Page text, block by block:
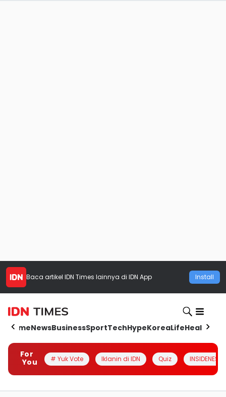
Baca artikel IDN Times lainnya di IDN App Install
HomeNewsBusinessSportTechHypeKoreaLifeHealth
For
You
# Yuk Vote Iklanin di IDN Quiz INSIDENESIA